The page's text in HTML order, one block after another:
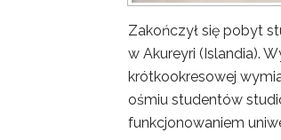
Zakończył się pobyt
w Akureyri (Islandia).
krótkookresowej
ośmiu studentów
funkcjonowaniem